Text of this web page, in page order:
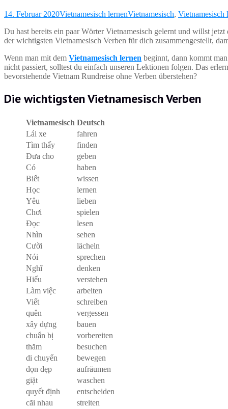
14. Februar 2020Vietnamesisch lernenVietnamesisch, Vietnamesisch
Du hast bereits ein paar Wörter Vietnamesisch gelernt und willst
der wichtigsten Vietnamesisch Verben für dich zusammengestellt,
Wenn man mit dem Vietnamesisch lernen beginnt, dann kommt
nicht passiert, solltest du einfach unseren Lektionen folgen. Das
bevorstehende Vietnam Rundreise ohne Verben überstehen?
Die wichtigsten Vietnamesisch Verben
Vietnamesisch Deutsch
Lái xe
fahren
Tìm thấy
finden
Đưa cho
geben
Có
haben
Biết
wissen
Học
lernen
Yêu
lieben
Chơi
spielen
Đọc
lesen
Nhìn
sehen
Cười
lächeln
Nói
sprechen
Nghĩ
denken
Hiểu
verstehen
Làm việc
arbeiten
Viết
schreiben
quên
vergessen
xây dựng
bauen
chuẩn bị
vorbereiten
thăm
besuchen
di chuyển
bewegen
dọn dẹp
aufräumen
giặt
waschen
quyết định
entscheiden
cãi nhau
streiten